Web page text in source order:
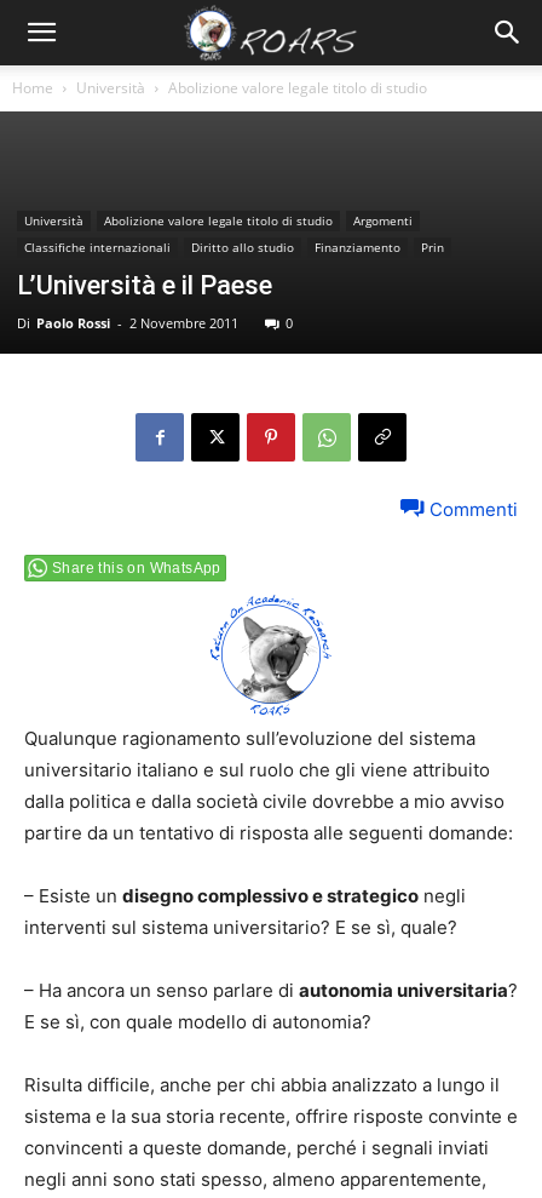
Home Università Abolizione valore legale titolo di studio
Università Abolizione valore legale titolo di studio
Argomenti
Classifiche internazionali
Diritto allo studio Finanziamento Prin
L’Università e il Paese
Di Paolo Rossi - 2 Novembre 2011 0
Commenti
Share this on WhatsApp
Qualunque ragionamento sull’evoluzione del sistema
universitario italiano e sul ruolo che gli viene attribuito
dalla politica e dalla società civile dovrebbe a mio avviso
partire da un tentativo di risposta alle seguenti domande:
– Esiste un disegno complessivo e strategico negli
interventi sul sistema universitario? E se sì, quale?
– Ha ancora un senso parlare di autonomia universitaria?
E se sì, con quale modello di autonomia?
Risulta difficile, anche per chi abbia analizzato a lungo il
sistema e la sua storia recente, offrire risposte convinte e
convincenti a queste domande, perché i segnali inviati
negli anni sono stati spesso, almeno apparentemente,